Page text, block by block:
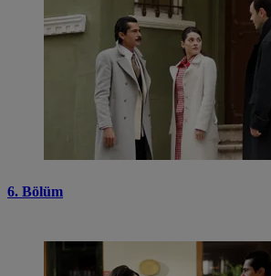
6. Bölüm